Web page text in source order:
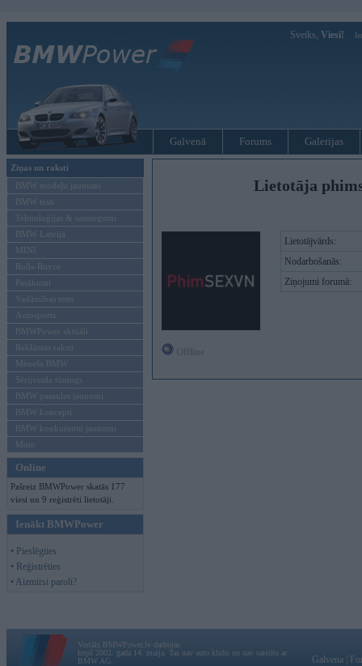
Sveiks, Viesi!
Galvenā Forums Galerijas
Ziņas un raksti
BMW modeļu jaunumi
BMW testi
Tehnoloģijas & sasniegumi
BMW Latvijā
MINI
Rolls-Royce
Pasākumi
Vadāmības tests
Autosports
BMWPower aktuāli
Reklāmas raksti
Mēneša BMW
Sērijveida tūnings
BMW pasaules jaunumi
BMW koncepti
BMW konkurentu jaunumi
Moto
Online
Pašreiz BMWPower skatās 177
viesi un 9 reģistrēti lietotāji.
Ienākt BMWPower
• Pieslēgties
• Reģistrēties
• Aizmirsi paroli?
Lietotāja
Lietotājvārds:
Nodarbošanās:
Ziņojumi forumā:
Vortāls BMWPower.lv darbojas
kopš 2002. gada 14. maija. Tas nav auto klubs un nav saistīts ar
BMW AG.
Galvena